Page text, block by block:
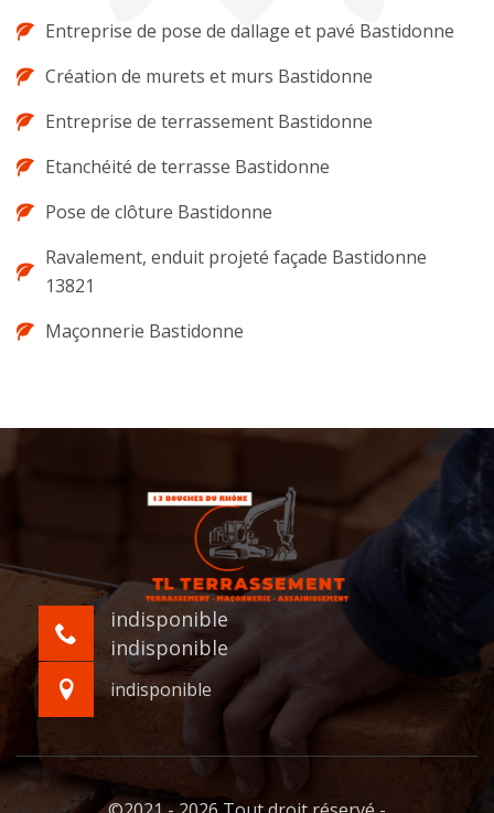
Entreprise de pose de dallage et pavé Bastidonne
Création de murets et murs Bastidonne
Entreprise de terrassement Bastidonne
Etanchéité de terrasse Bastidonne
Pose de clôture Bastidonne
Ravalement, enduit projeté façade Bastidonne
13821
Maçonnerie Bastidonne
indisponible
indisponible
indisponible